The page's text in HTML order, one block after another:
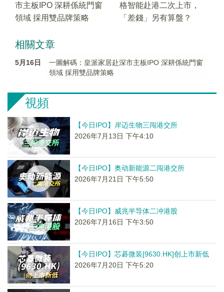
市主板IPO 深耕係統門窗
領域 採用雙品牌策略
格智能赴港二次上市，
「差錢」另有算盤？
相關文章
5月16日
一圖解碼：皇派家居赴深市主板IPO 深耕係統門窗
領域 採用雙品牌策略
視頻
【今日IPO】岸迈生物三闯港交所
2026年7月13日 下午4:10
【今日IPO】奥动新能源二闯港交所
2026年7月21日 下午5:50
【今日IPO】威兆半导体二冲港股
2026年7月16日 下午3:50
【今日IPO】芯碁微装[9630.HK]创上市新低
2026年7月20日 下午5:20